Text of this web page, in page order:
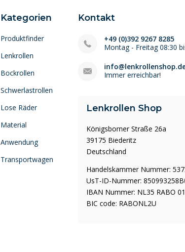
Kategorien
Produktfinder
Lenkrollen
Bockrollen
Schwerlastrollen
Lose Räder
Material
Anwendung
Transportwagen
Kontakt
+49 (0)392 9267 8285
Montag - Freitag 08:30
Immer erreichbar!
Lenkrollen Shop
Königsborner Straße 26a
39175 Biederitz
Deutschland
Handelskammer Nummer:
UsT-ID-Nummer:
IBAN Nummer: NL35 RABO
BIC code: RABONL2U